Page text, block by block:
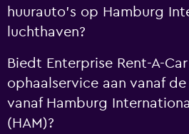
huurauto's op Hamburg
luchthaven?
Biedt Enterprise Rent-A-
ophaalservice aan vanaf
vanaf Hamburg
(HAM)?